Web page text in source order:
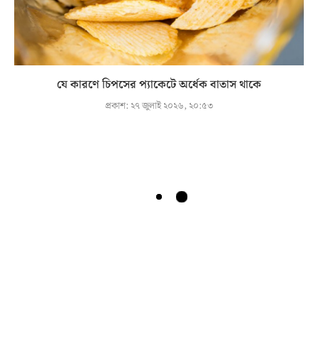
যে কারণে চিপসের প্যাকেটে অর্ধেক বাতাস থাকে
প্রকাশ: ২৭ জুলাই ২০২৬, ২০:৫৩